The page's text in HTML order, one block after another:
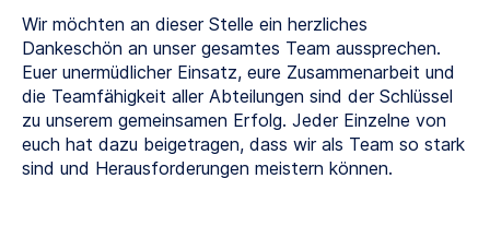
Wir möchten an dieser Stelle ein herzliches
Dankeschön an unser gesamtes Team aussprechen.
Euer unermüdlicher Einsatz, eure Zusammenarbeit und
die Teamfähigkeit aller Abteilungen sind der Schlüssel
zu unserem gemeinsamen Erfolg. Jeder Einzelne von
euch hat dazu beigetragen, dass wir als Team so stark
sind und Herausforderungen meistern können.